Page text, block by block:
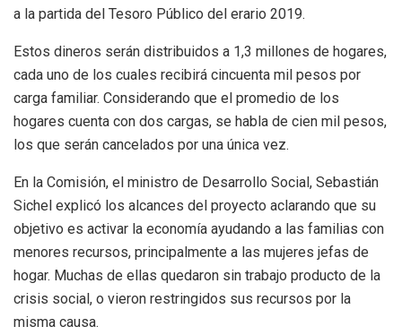
a la partida del Tesoro Público del erario 2019.
Estos dineros serán distribuidos a 1,3 millones de hogares,
cada uno de los cuales recibirá cincuenta mil pesos por
carga familiar. Considerando que el promedio de los
hogares cuenta con dos cargas, se habla de cien mil pesos,
los que serán cancelados por una única vez.
En la Comisión, el ministro de Desarrollo Social, Sebastián
Sichel explicó los alcances del proyecto aclarando que su
objetivo es activar la economía ayudando a las familias con
menores recursos, principalmente a las mujeres jefas de
hogar. Muchas de ellas quedaron sin trabajo producto de la
crisis social, o vieron restringidos sus recursos por la
misma causa.